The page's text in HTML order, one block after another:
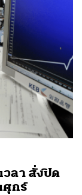
วลา สั่งปิด
ศุกร์